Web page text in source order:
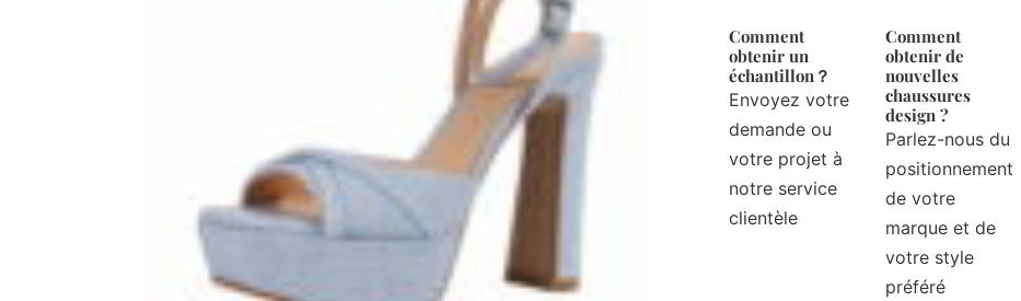
Comment
obtenir un
échantillon？
Envoyez votre
demande ou
votre projet à
notre service
clientèle
Comment
obtenir de
nouvelles
chaussures
design ?
Parlez-nous du
positionnement
de votre
marque et de
votre style
préféré